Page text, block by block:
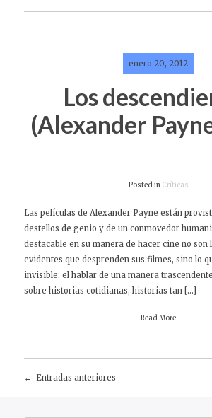
enero 20, 2012
Los
(Alexander
Posted in Críticas
Las películas de Alexander Payne están
destellos de genio y de un conmovedor
destacable en su manera de hacer cine no son
evidentes que desprenden sus filmes, sino lo
invisible: el hablar de una manera
sobre historias cotidianas, historias tan […]
Read More
Entradas anteriores